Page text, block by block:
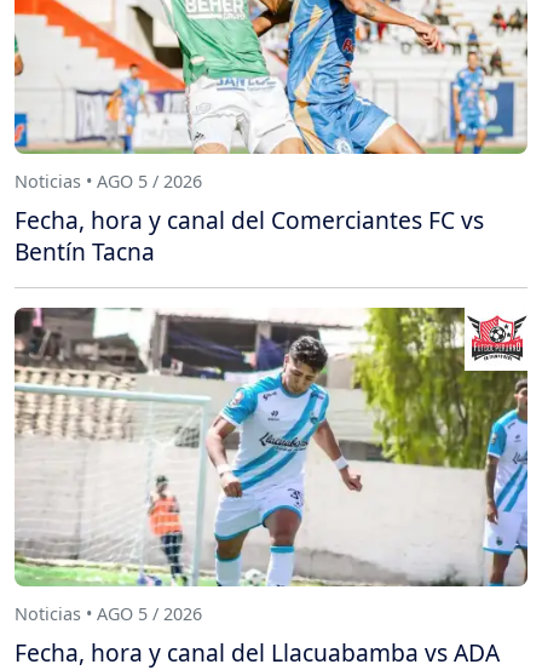
Noticias • AGO 5 / 2026
Fecha, hora y canal del Comerciantes FC vs
Bentín Tacna
Noticias • AGO 5 / 2026
Fecha, hora y canal del Llacuabamba vs ADA